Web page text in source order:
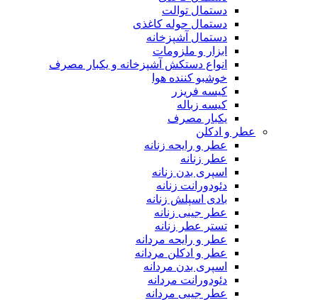
دستمال توالت
دستمال حوله کاغذی
دستمال آشپزخانه
ابزار و ملزومات
انواع دستکش آشپزخانه و یکبار مصرف
خوشبو کننده هوا
کیسه فریزر
کیسه زباله
یکبار مصرف
عطر و ادکلن
عطر و رایحه زنانه
عطر زنانه
اسپری بدن زنانه
دئودورانت زنانه
بادی اسپلش زنانه
عطر جیبی زنانه
تستر عطر زنانه
عطر و رایحه مردانه
عطر و ادکلن مردانه
اسپری بدن مردانه
دئودورانت مردانه
عطر جیبی مردانه